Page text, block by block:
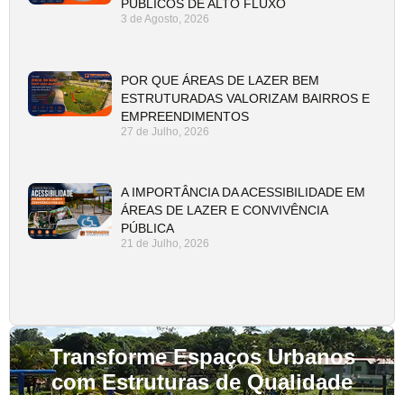
PÚBLICOS DE ALTO FLUXO
3 de Agosto, 2026
POR QUE ÁREAS DE LAZER BEM
ESTRUTURADAS VALORIZAM BAIRROS E
EMPREENDIMENTOS
27 de Julho, 2026
A IMPORTÂNCIA DA ACESSIBILIDADE EM
ÁREAS DE LAZER E CONVIVÊNCIA
PÚBLICA
21 de Julho, 2026
Transforme Espaços Urbanos
com Estruturas de Qualidade